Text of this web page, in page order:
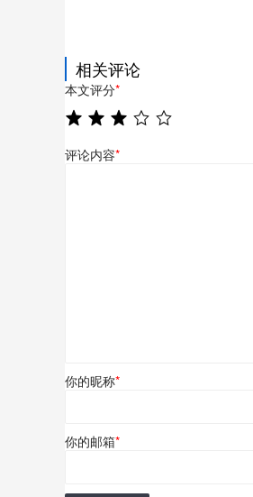
相关评论
本文评分*
评论内容*
你的昵称*
你的邮箱*